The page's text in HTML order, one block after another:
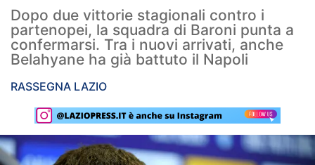
Primavera
Calciomercato
Lazio Women
Rassegna Lazio
Social
Dopo due vittorie stagionali contro i
partenopei, la squadra di Baroni punta a
confermarsi. Tra i nuovi arrivati, anche
Belahyane ha già battuto il Napoli
RASSEGNA LAZIO